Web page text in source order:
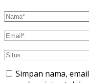
Simpan nama,